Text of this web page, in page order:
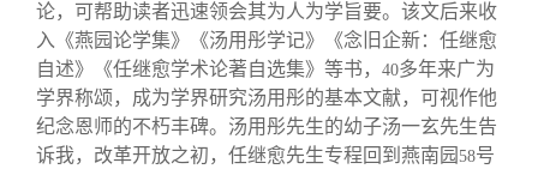
论，可帮助读者迅速领会其为人为学旨要。该文后来收
入《燕园论学集》《汤用彤学记》《念旧企新：任继愈
自述》《任继愈学术论著自选集》等书， 40多年来广为
学界称颂，成为学界研究汤用彤的基本文献，可视作他
纪念恩师的不朽丰碑。汤用彤先生的幼子汤一玄先生告
诉我，改革开放之初，任继愈先生专程回到燕南园 58号